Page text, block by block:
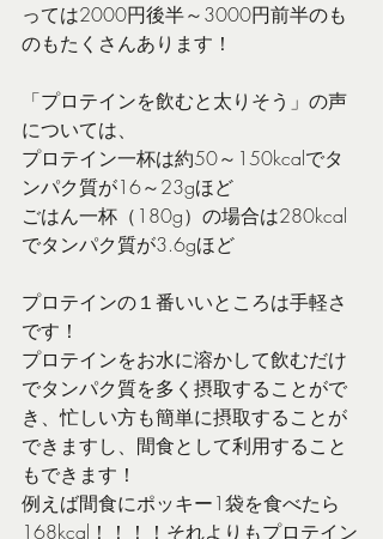
っては2000円後半～3000円前半のも
のもたくさんあります！
「プロテインを飲むと太りそう」の声
については、
プロテイン一杯は約50～150kcalでタ
ンパク質が16～23gほど
ごはん一杯（180g）の場合は280kcal
でタンパク質が3.6gほど
プロテインの１番いいところは手軽さ
です！
プロテインをお水に溶かして飲むだけ
でタンパク質を多く摂取することがで
き、忙しい方も簡単に摂取することが
できますし、間食として利用すること
もできます！
例えば間食にポッキー1袋を食べたら
168kcal！！！！それよりもプロテイン